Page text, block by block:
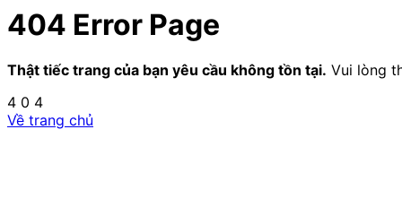
404 Error Page
Thật tiếc trang của bạn yêu cầu không tồn tại. Vui lòng
4 0 4
Về trang chủ